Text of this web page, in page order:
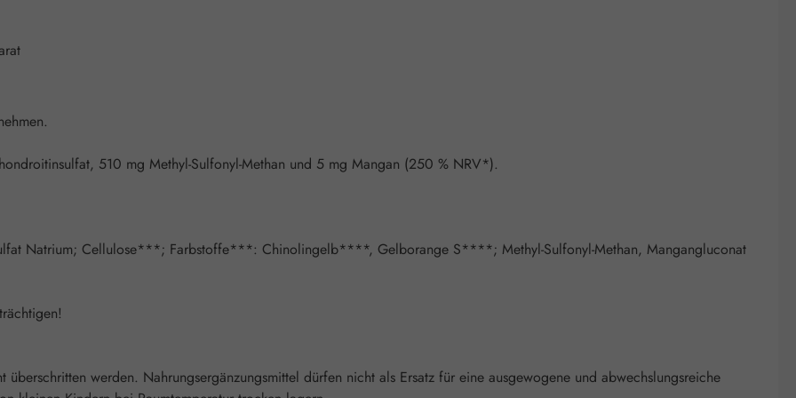
510 mg Methyl-Sulfonyl-Methan und 5 mg Mangan (250 % NRV*).
Natrium; Cellulose***; Farbstoffe***: Chinolingelb****, Gelborange S****; Methyl-Sulfonyl-Methan, Mangangluconat
werden. Nahrungsergänzungsmittel dürfen nicht als Ersatz für eine ausgewogene und abwechslungsreiche